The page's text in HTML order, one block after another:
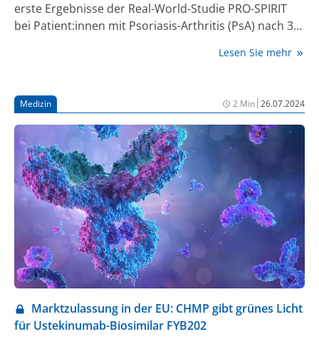
erste Ergebnisse der Real-World-Studie PRO-SPIRIT
bei Patient:innen mit Psoriasis-Arthritis (PsA) nach 3
Erkenntnisse aus bisherigen klinischen Studien: So
multizentrischen prospektiven Beobachtungsstudie
Gelenk- und Hautbeschwerden (1, 2).
Lesen Sie mehr
Medizin 2 Min|26.07.2024
Marktzulassung in der EU: CHMP gibt grünes Licht
für Ustekinumab-Biosimilar FYB202